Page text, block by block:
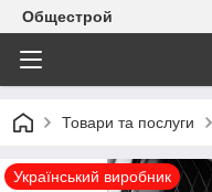
Общестрой
Товари та послуги
Український виробник